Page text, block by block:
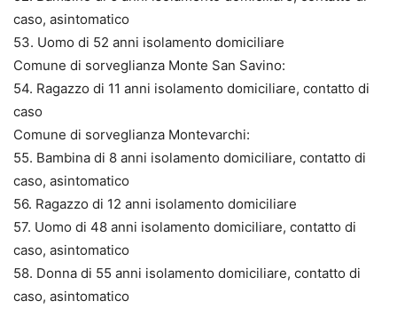
caso, asintomatico
53. Uomo di 52 anni isolamento domiciliare
Comune di sorveglianza Monte San Savino:
54. Ragazzo di 11 anni isolamento domiciliare, contatto di
caso
Comune di sorveglianza Montevarchi:
55. Bambina di 8 anni isolamento domiciliare, contatto di
caso, asintomatico
56. Ragazzo di 12 anni isolamento domiciliare
57. Uomo di 48 anni isolamento domiciliare, contatto di
caso, asintomatico
58. Donna di 55 anni isolamento domiciliare, contatto di
caso, asintomatico